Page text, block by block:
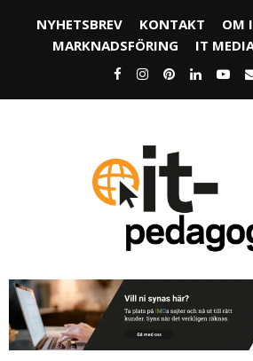
NYHETSBREV KONTAKT
OM
MARKNADSFÖRING
IT